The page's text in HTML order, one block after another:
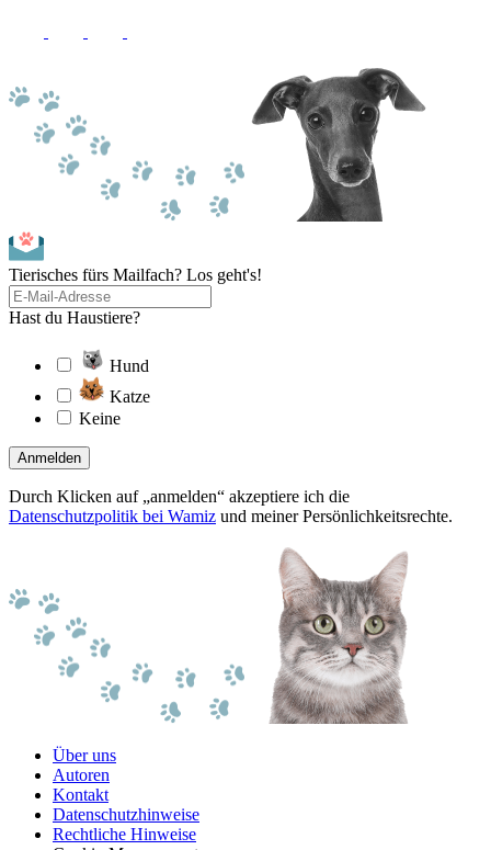
Tierisches fürs Mailfach? Los geht's!
Hast du Haustiere?
Hund
Katze
Keine
Anmelden
Durch Klicken auf „anmelden“ akzeptiere ich die
Datenschutzpolitik bei Wamiz und meiner Persönlichkeitsrechte.
Über uns
Autoren
Kontakt
Datenschutzhinweise
Rechtliche Hinweise